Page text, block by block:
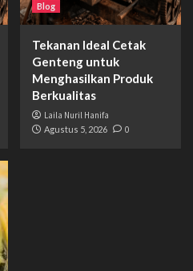
Blog
Tekanan Ideal Cetak
Genteng untuk
Menghasilkan Produk
Berkualitas
Laila Nuril Hanifa
Agustus 5, 2026 0